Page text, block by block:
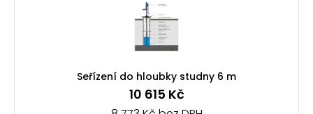
Seřízení do hloubky studny 6 m
10 615 Kč